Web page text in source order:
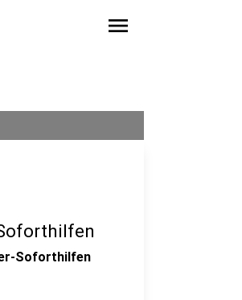
menu
Soforthilfen